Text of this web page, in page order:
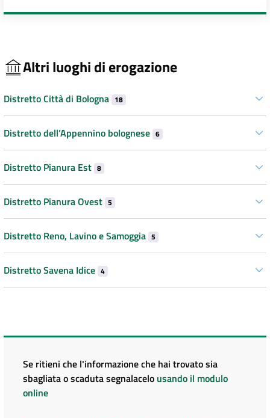
Altri luoghi di erogazione
Distretto Città di Bologna 18
Distretto dell’Appennino bolognese 6
Distretto Pianura Est 8
Distretto Pianura Ovest 5
Distretto Reno, Lavino e Samoggia 5
Distretto Savena Idice 4
Se ritieni che l'informazione che hai trovato sia
sbagliata o scaduta segnalacelo usando il modulo
online